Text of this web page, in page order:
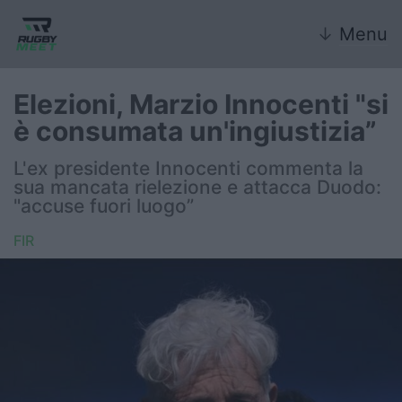
↓ Menu
Nazionali giovanili
Rugby Sevens
United Rugby Championship
Elezioni, Marzio Innocenti "si
è consumata un'ingiustizia”
L'ex presidente Innocenti commenta la
sua mancata rielezione e attacca Duodo:
"accuse fuori luogo”
FIR